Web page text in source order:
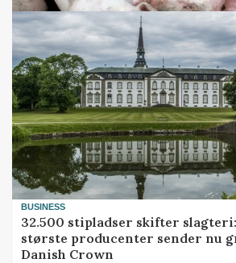
BUSINESS
32.500 stipladser skifter
største producenter sender nu
Danish Crown